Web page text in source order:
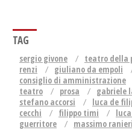
TAG
sergio givone teatro della
renzi
giuliano da empoli
consiglio di amministrazione
teatro
prosa gabriele
stefano accorsi
luca de
cecchi
filippo timi
guerritore
massimo ranieri